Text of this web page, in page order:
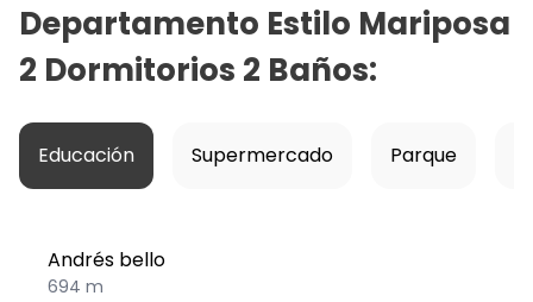
Departamento Estilo Mariposa
2 Dormitorios 2 Baños:
Educación Supermercado Parque
Andrés bello
694 m